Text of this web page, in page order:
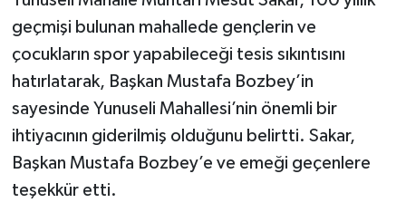
geçmişi bulunan mahallede gençlerin ve
çocukların spor yapabileceği tesis sıkıntısını
hatırlatarak, Başkan Mustafa Bozbey’in
sayesinde Yunuseli Mahallesi’nin önemli bir
ihtiyacının giderilmiş olduğunu belirtti. Sakar,
Başkan Mustafa Bozbey’e ve emeği geçenlere
teşekkür etti.